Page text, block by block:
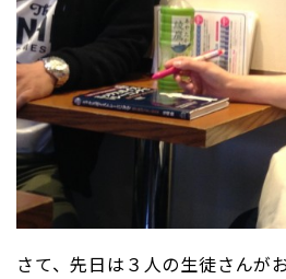
さて、先日は３人の生徒さんが